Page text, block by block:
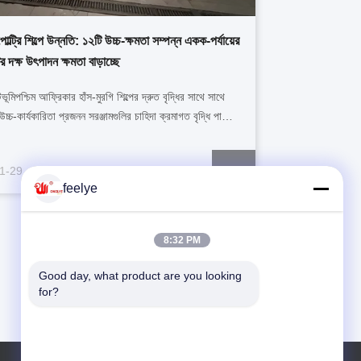
শিল্পে উন্নতি: ১২টি উচ্চ-ক্ষমতা সম্পন্ন একক-পর্যায়ের
দক্ষ উৎপাদন ক্ষমতা বাড়াচ্ছে
আফ্রিকার হাঁস-মুরগি শিল্পের দ্রুত বৃদ্ধির সাথে সাথে
কার্যকারিতা প্রজনন সরঞ্জামগুলির চাহিদা ক্রমাগত বৃদ্ধি পাচ্ছে।
স্থানীয় হাঁস...
29
feelye
8:32 PM
Good day, what product are you looking
for?